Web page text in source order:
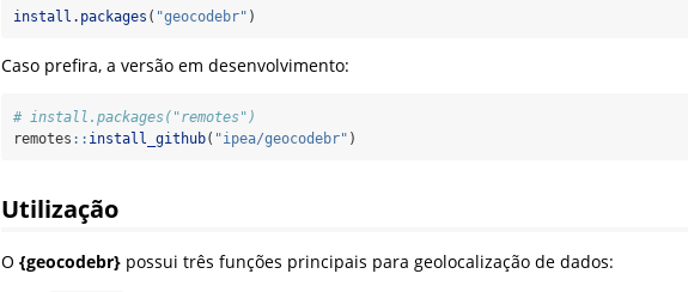
install.packages ( "geocodebr" )
Caso prefira, a versão em desenvolvimento:
# install.packages("remotes")
remotes :: install_github( "ipea/geocodebr" )
Utilização
O {geocodebr} possui três funções principais para geolocalização de dados: